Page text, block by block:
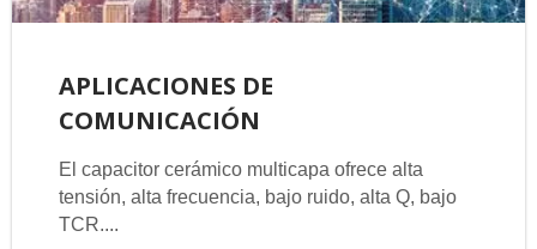
APLICACIONES DE
COMUNICACIÓN
El capacitor cerámico multicapa ofrece alta
tensión, alta frecuencia, bajo ruido, alta Q, bajo
TCR....